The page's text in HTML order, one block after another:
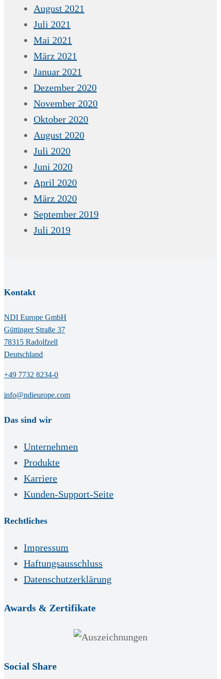
August 2021
Juli 2021
Mai 2021
März 2021
Januar 2021
Dezember 2020
November 2020
Oktober 2020
August 2020
Juli 2020
Juni 2020
April 2020
März 2020
September 2019
Juli 2019
Kontakt
NDI Europe GmbH
Güttinger Straße 37
78315 Radolfzell
Deutschland
+49 7732 8234-0
info@ndieurope.com
Das sind wir
Unternehmen
Produkte
Karriere
Kunden-Support-Seite
Rechtliches
Impressum
Haftungsausschluss
Datenschutzerklärung
Awards & Zertifikate
Social Share